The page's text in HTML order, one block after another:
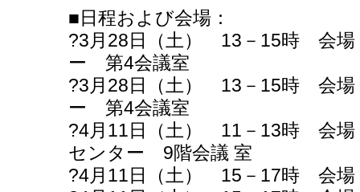
■日程および会場：
?3月28日（土） 13－15時 会場
ー 第4会議室
?3月28日（土） 13－15時 会場
ー 第4会議室
?4月11日（土） 11－13時 会場
センター 9階会議 室
?4月11日（土） 15－17時 会場